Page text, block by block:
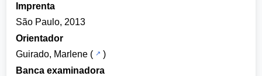
Imprenta
São Paulo, 2013
Orientador
Guirado, Marlene (
)
Banca examinadora